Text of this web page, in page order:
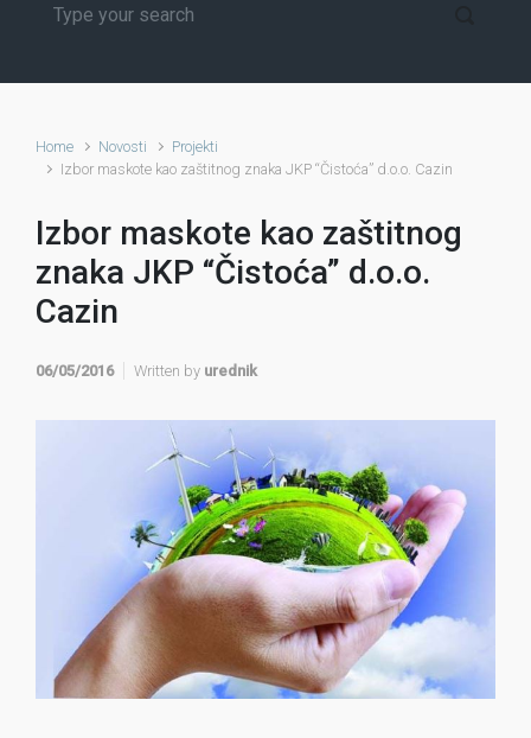
Home Novosti
Projekti
Izbor maskote kao zaštitnog znaka JKP “Čistoća” d.o.o. Cazin
Izbor maskote kao zaštitnog
znaka JKP “Čistoća” d.o.o.
Cazin
06/05/2016 Written by urednik